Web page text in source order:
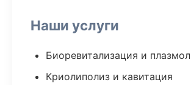
Наши услуги
Биоревитализация и
Криолиполиз и кавитация